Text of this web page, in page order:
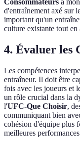
Consommateurs a
d'entraînement axé sur
important qu'un
culture existante tout
4. Évaluer les
Les compétences
entraîneur. Il doit être
fois avec les joueurs et
un rôle crucial dans la
l'UFC-Que Choisir,
communiquant bien
cohésion d'équipe plus
meilleures